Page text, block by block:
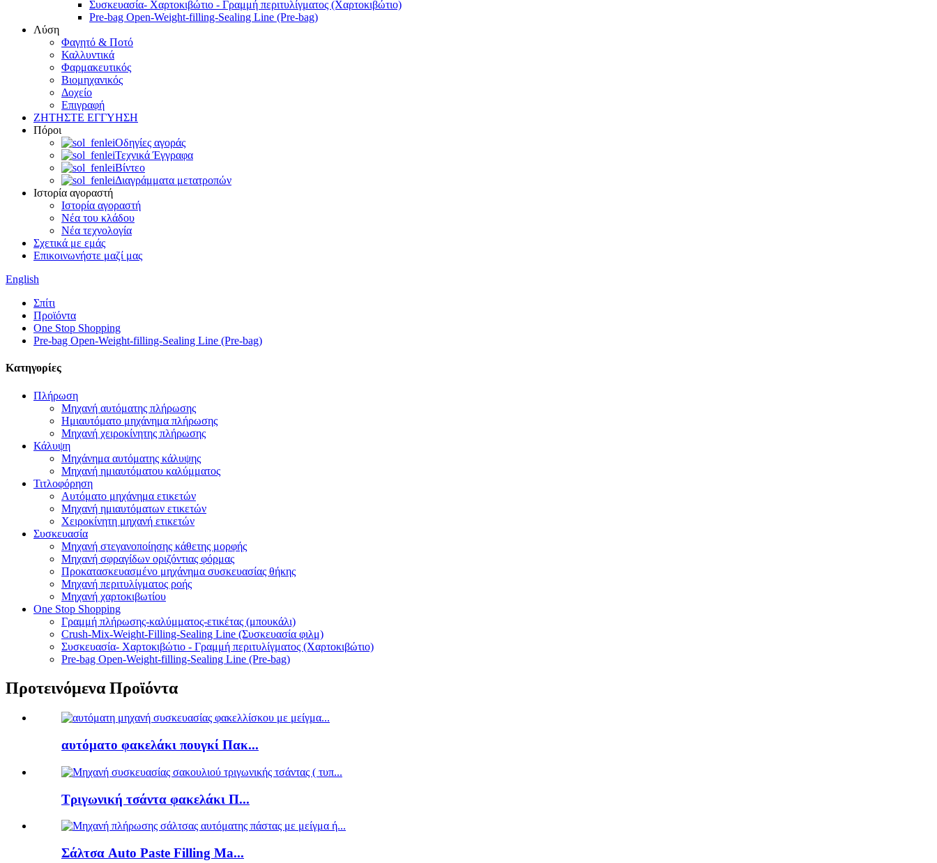
Συσκευασία- Χαρτοκιβώτιο - Γραμμή περιτυλίγματος (Χαρτοκιβώτιο)
Pre-bag Open-Weight-filling-Sealing Line (Pre-bag)
Λύση
Φαγητό & Ποτό
Καλλυντικά
Φαρμακευτικός
Βιομηχανικός
Δοχείο
Επιγραφή
ΖΗΤΗΣΤΕ ΕΓΓΥΗΣΗ
Πόροι
Οδηγίες αγοράς
Τεχνικά Έγγραφα
Βίντεο
Διαγράμματα μετατροπών
Ιστορία αγοραστή
Ιστορία αγοραστή
Νέα του κλάδου
Νέα τεχνολογία
Σχετικά με εμάς
Επικοινωνήστε μαζί μας
English
Σπίτι
Προϊόντα
One Stop Shopping
Pre-bag Open-Weight-filling-Sealing Line (Pre-bag)
Κατηγορίες
Πλήρωση
Μηχανή αυτόματης πλήρωσης
Ημιαυτόματο μηχάνημα πλήρωσης
Μηχανή χειροκίνητης πλήρωσης
Κάλυψη
Μηχάνημα αυτόματης κάλυψης
Μηχανή ημιαυτόματου καλύμματος
Τιτλοφόρηση
Αυτόματο μηχάνημα ετικετών
Μηχανή ημιαυτόματων ετικετών
Χειροκίνητη μηχανή ετικετών
Συσκευασία
Μηχανή στεγανοποίησης κάθετης μορφής
Μηχανή σφραγίδων οριζόντιας φόρμας
Προκατασκευασμένο μηχάνημα συσκευασίας θήκης
Μηχανή περιτυλίγματος ροής
Μηχανή χαρτοκιβωτίου
One Stop Shopping
Γραμμή πλήρωσης-καλύμματος-ετικέτας (μπουκάλι)
Crush-Mix-Weight-Filling-Sealing Line (Συσκευασία φιλμ)
Συσκευασία- Χαρτοκιβώτιο - Γραμμή περιτυλίγματος (Χαρτοκιβώτιο)
Pre-bag Open-Weight-filling-Sealing Line (Pre-bag)
Προτεινόμενα Προϊόντα
αυτόματο φακελάκι πουγκί Πακ...
Τριγωνική τσάντα φακελάκι Π...
Σάλτσα Auto Paste Filling Ma...